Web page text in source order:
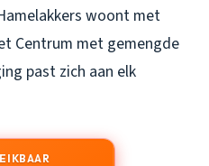
woont met
Centrum met gemengde
past zich aan elk